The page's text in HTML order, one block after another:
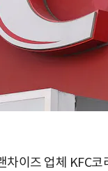
이즈 업체 KFC코